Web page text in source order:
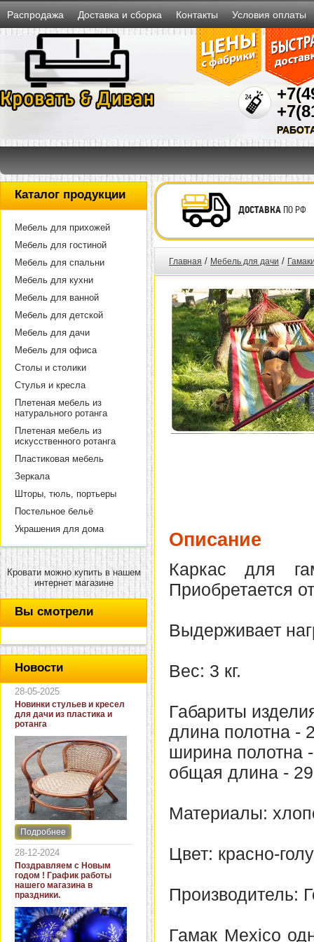
Распродажа Доставка и сборка Контакты Условия оплаты
Каталог продукции
Мебель для прихожей
Мебель для гостиной
Мебель для спальни
Мебель для кухни
Мебель для ванной
Мебель для детской
Мебель для дачи
Мебель для офиса
Столы и столики
Стулья и кресла
Плетеная мебель из
натурального ротанга
Плетеная мебель из
искусственного ротанга
Пластиковая мебель
Зеркала
Шторы, тюль, портьеры
Постельное бельё
Украшения для дома
Кровати можно купить в нашем
интернет магазине
Вы смотрели
Новости
28-05-2025
Новинки стульев и кресел
для дачи из пластика и
ротанга
Интернет-магазин "Кровать
и диван" представляет
новинки стульев и кресел
для дачи. В ассортименте
представлены как
бюджетные модели из
пластика для дачи, так и
кресла для загородных
домов из натурального и
искусственного ротанга.
Подробнее
28-12-2024
Поздравляем с Новым
годом ! График работы
нашего магазина в
праздники.
ДОСТАВКАПО РФ
Главная / Мебель для дачи /
Описание
Каркас для
Приобретается
Выдерживает
Вес: 3 кг.
Габариты
длина полотна -
ширина полотна
общая длина -
Материалы:
Цвет: красно-
Производитель:
Гамак Mexico